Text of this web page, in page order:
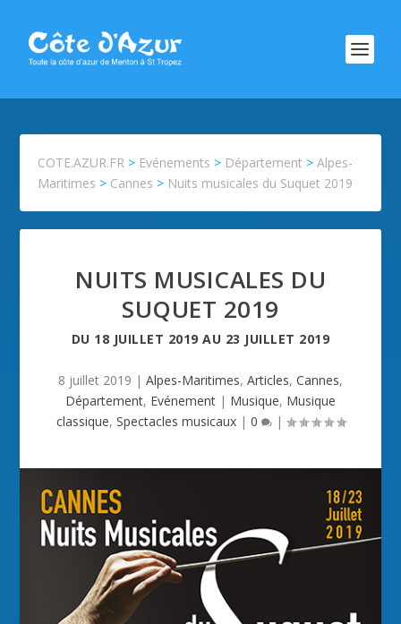
COTE.AZUR.FR > Evénements > Département >Alpes-
Maritimes > Cannes > Nuits musicales du Suquet 2019
NUITS MUSICALES DU
SUQUET 2019
DU 18 JUILLET 2019 AU 23 JUILLET 2019
8 juillet 2019 | Alpes-Maritimes, Articles, Cannes,
Département, Evénement | Musique, Musique
classique, Spectacles musicaux| 0 |